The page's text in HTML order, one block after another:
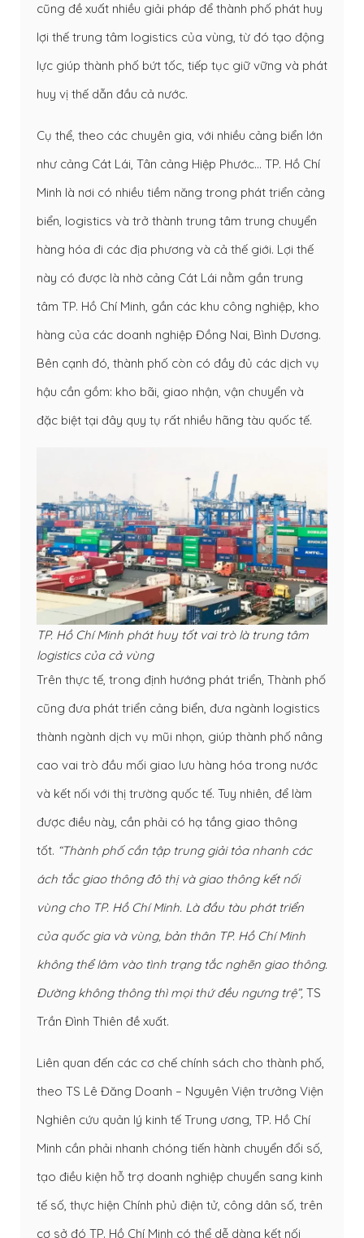
cũng đề xuất nhiều giải pháp để thành phố phát huy
lợi thế trung tâm logistics của vùng, từ đó tạo động
lực giúp thành phố bứt tốc, tiếp tục giữ vững và phát
huy vị thế dẫn đầu cả nước.
Cụ thể, theo các chuyên gia, với nhiều cảng biển lớn
như cảng Cát Lái, Tân cảng Hiệp Phước… TP. Hồ Chí
Minh là nơi có nhiều tiềm năng trong phát triển cảng
biển, logistics và trở thành trung tâm trung chuyển
hàng hóa đi các địa phương và cả thế giới. Lợi thế
này có được là nhờ cảng Cát Lái nằm gần trung
tâm TP. Hồ Chí Minh, gần các khu công nghiệp, kho
hàng của các doanh nghiệp Đồng Nai, Bình Dương.
Bên cạnh đó, thành phố còn có đầy đủ các dịch vụ
hậu cần gồm: kho bãi, giao nhận, vận chuyển và
đặc biệt tại đây quy tụ rất nhiều hãng tàu quốc tế.
TP. Hồ Chí Minh phát huy tốt vai trò là trung tâm
logistics của cả vùng
Trên thực tế, trong định hướng phát triển, Thành phố
cũng đưa phát triển cảng biển, đưa ngành logistics
thành ngành dịch vụ mũi nhọn, giúp thành phố nâng
cao vai trò đầu mối giao lưu hàng hóa trong nước
và kết nối với thị trường quốc tế. Tuy nhiên, để làm
được điều này, cần phải có hạ tầng giao thông
tốt. “Thành phố cần tập trung giải tỏa nhanh các
ách tắc giao thông đô thị và giao thông kết nối
vùng cho TP. Hồ Chí Minh. Là đầu tàu phát triển
của quốc gia và vùng, bản thân TP. Hồ Chí Minh
không thể lâm vào tình trạng tắc nghẽn giao thông.
Đường không thông thì mọi thứ đều ngưng trệ”, TS
Trần Đình Thiên đề xuất.
Liên quan đến các cơ chế chính sách cho thành phố,
theo TS Lê Đăng Doanh – Nguyên Viện trưởng Viện
Nghiên cứu quản lý kinh tế Trung ương, TP. Hồ Chí
Minh cần phải nhanh chóng tiến hành chuyển đổi số,
tạo điều kiện hỗ trợ doanh nghiệp chuyển sang kinh
tế số, thực hiện Chính phủ điện tử, công dân số, trên
cơ sở đó TP. Hồ Chí Minh có thể dễ dàng kết nối